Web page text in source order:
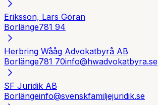
Eriksson, Lars Göran
Borlänge781 94
Herbring Wååg Advokatbyrå AB
Borlänge781 70info@hwadvokatbyra.se
SF Juridik AB
Borlängeinfo@svenskfamiljejuridik.se